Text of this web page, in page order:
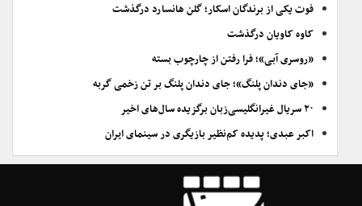
فوت یکی از برندگان اسکار؛ گلن هانسارد درگذشت
کاوه کاویان درگذشت
«روسری آبی»؛ فرا رفتن از چارچوب بسته
«جای دندان پلنگ»؛ جای دندان پلنگ بر تن زخمی گربه
۲۰ سریال غیرانگلیسی‌زبان برگزیده سال‌های اخیر
اکبر عبدی؛ پدیده کم‌نظیر بازیگری در سینمای ایران